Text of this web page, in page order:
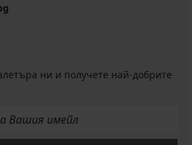
ни и получете най-добрите